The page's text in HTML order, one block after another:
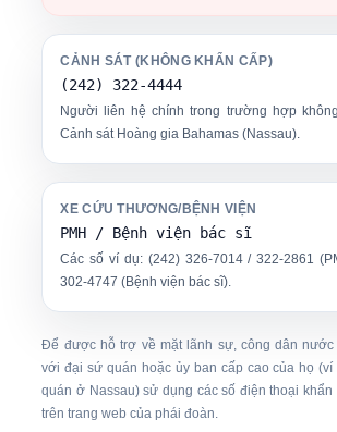
CẢNH SÁT (KHÔNG KHẨN CẤP)
(242) 322-4444
Người liên hệ chính trong trường hợp
Cảnh sát Hoàng gia Bahamas (Nassau).
XE CỨU THƯƠNG/BỆNH VIỆN
PMH / Bệnh viện bác sĩ
Các số ví dụ: (242) 326-7014 / 322-2861
302-4747 (Bệnh viện bác sĩ).
Để được hỗ trợ về mặt lãnh sự, công dân
với đại sứ quán hoặc ủy ban cấp cao của họ
quán ở Nassau) sử dụng các số điện thoại
trên trang web của phái đoàn.